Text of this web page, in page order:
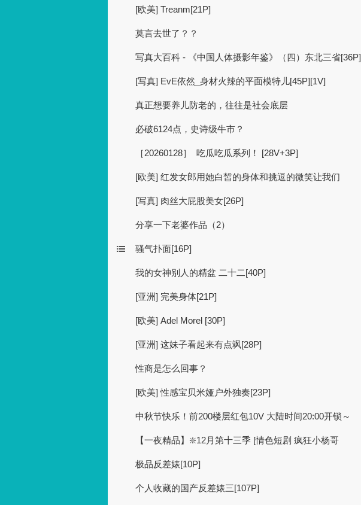
[欧美] Treanm[21P]
莫言去世了？？
写真大百科 - 《中国人体摄影年鉴》（四）东北三省[36P]
[写真] EvE依然_身材火辣的平面模特儿[45P][1V]
真正想要养儿防老的，往往是社会底层
必破6124点，史诗级牛市？
［20260128］ 吃瓜吃瓜系列！ [28V+3P]
[欧美] 红发女郎用她白皙的身体和挑逗的微笑让我们
[写真] 肉丝大屁股美女[26P]
分享一下老婆作品（2）
骚气扑面[16P]
我的女神别人的精盆 二十二[40P]
[亚洲] 完美身体[21P]
[欧美] Adel Morel [30P]
[亚洲] 这妹子看起来有点飒[28P]
性商是怎么回事？
[欧美] 性感宝贝米娅户外独奏[23P]
中秋节快乐！前200楼层红包10V 大陆时间20:00开锁～
【一夜精品】❇️12月第十三季 [情色短剧 疯狂小杨哥
极品反差婊[10P]
个人收藏的国产反差婊三[107P]